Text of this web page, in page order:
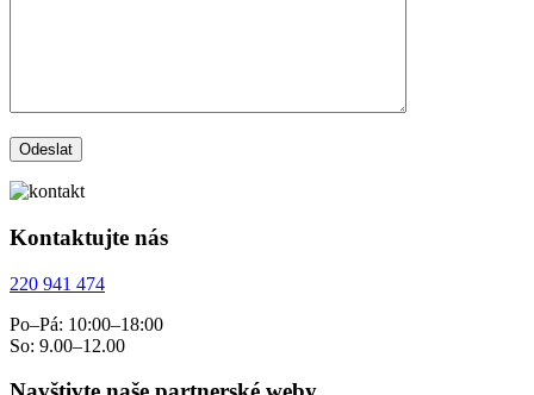
Kontaktujte nás
220 941 474
Po–Pá: 10:00–18:00
So: 9.00–12.00